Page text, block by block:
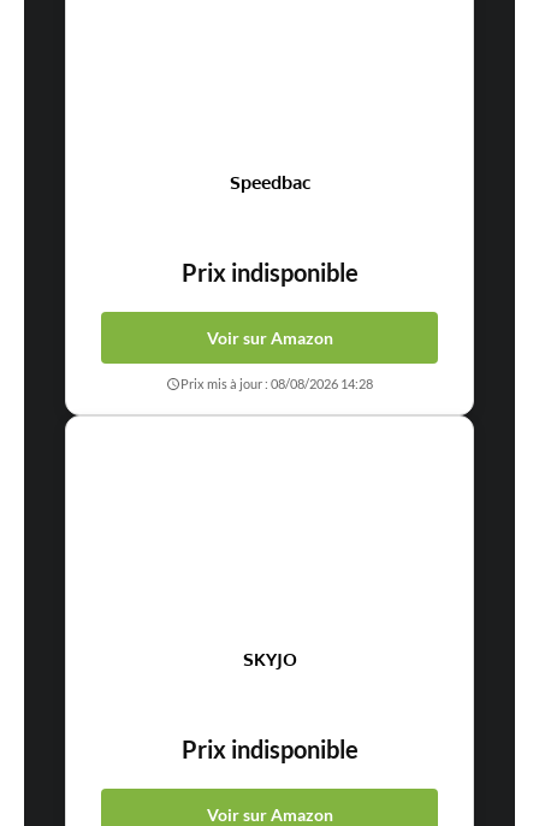
Speedbac
Prix indisponible
Voir sur Amazon
Prix mis à jour : 08/08/2026 14:28
SKYJO
Prix indisponible
Voir sur Amazon